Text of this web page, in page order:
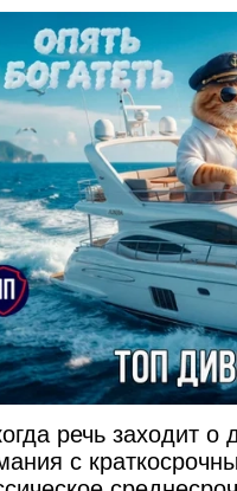
речь заходит о
с